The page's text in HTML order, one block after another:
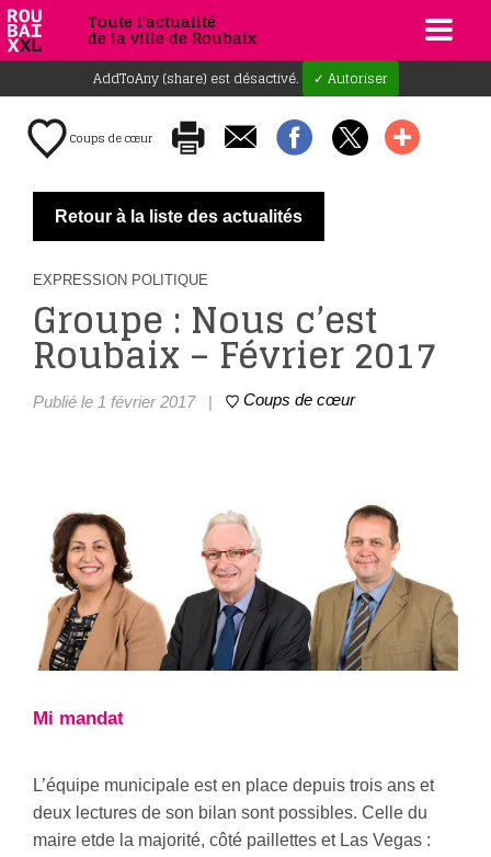
Toute l'actualité
de la ville de Roubaix
AddToAny (share) est désactivé. ✓ Autoriser
Coups de cœur
Retour à la liste des actualités
EXPRESSION POLITIQUE
Groupe : Nous c’est
Roubaix – Février 2017
Publié le 1 février 2017 | Coups de cœur
Mi mandat
L’équipe municipale est en place depuis trois ans et
deux lectures de son bilan sont possibles. Celle du
maire etde la majorité, côté paillettes et Las Vegas :